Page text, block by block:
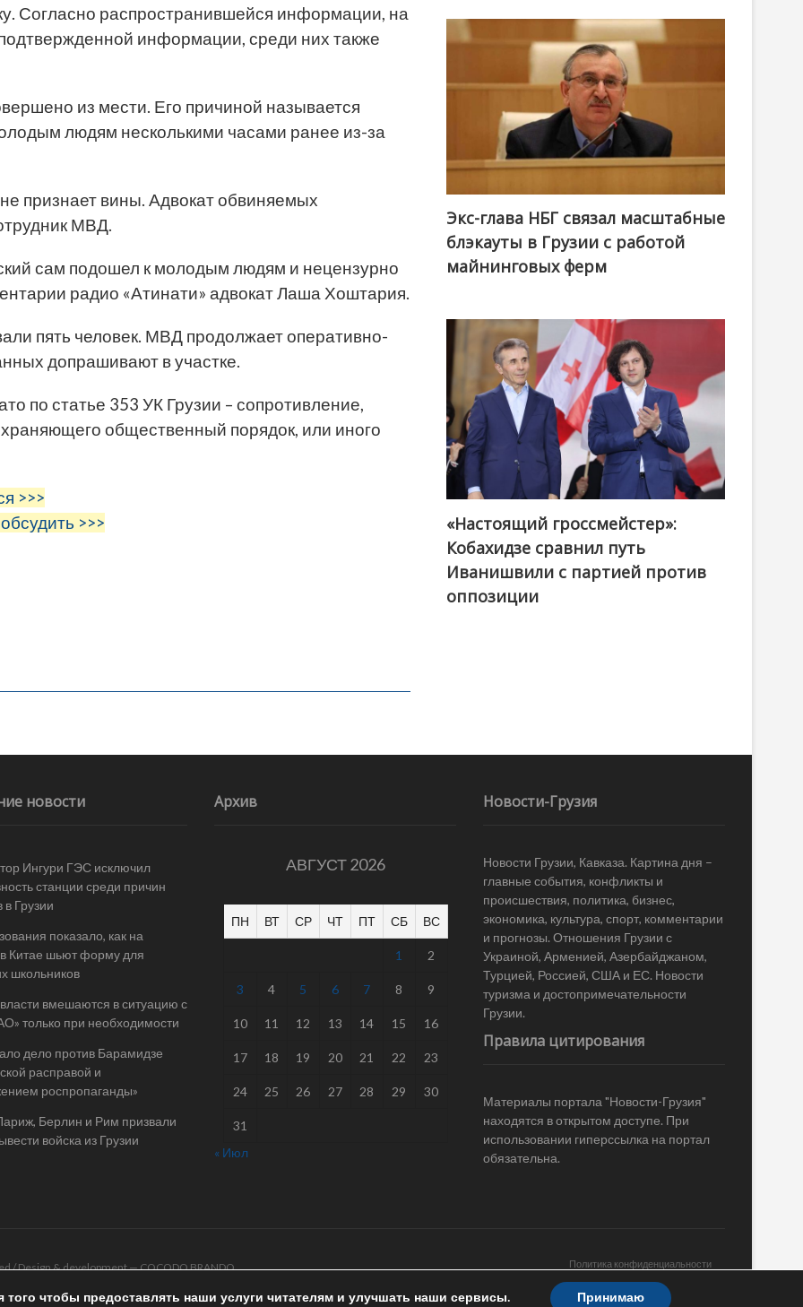
Согласно распространившейся информации, на
информации, среди них также
из мести. Его причиной называется
людям несколькими часами ранее из-за
признает вины. Адвокат обвиняемых
МВД.
сам подошел к молодым людям и нецензурно
радио «Атинати» адвокат Лаша Хоштария.
пять человек. МВД продолжает оперативно-
допрашивают в участке.
по статье 353 УК Грузии – сопротивление,
общественный порядок, или иного
>>>
>>>
Экс-глава НБГ связал масштабные
блэкауты в Грузии с работой
майнинговых ферм
@ქართული ოცნება / Georgian Dream
«Настоящий гроссмейстер»:
Кобахидзе сравнил путь
Иванишвили с партией против
оппозиции
новости
Ингури ГЭС исключил
станции среди причин
в Грузии
показало, как на
Китае шьют форму для
школьников
вмешаются в ситуацию с
только при необходимости
дело против Барамидзе
расправой и
роспропаганды»
Берлин и Рим призвали
войска из Грузии
Архив
АВГУСТ 2026
ПН ВТ СР ЧТ ПТ СБ ВС
1 2
3 4 5 6 7 8 9
10 11 12 13 14 15 16
17 18 19 20 21 22 23
24 25 26 27 28 29 30
31
« Июл
Новости-Грузия
Новости Грузии, Кавказа. Картина дня –
главные события, конфликты и
происшествия, политика, бизнес,
экономика, культура, спорт, комментарии
и прогнозы. Отношения Грузии с
Украиной, Арменией, Азербайджаном,
Турцией, Россией, США и ЕС. Новости
туризма и достопримечательности
Грузии.
Правила цитирования
Материалы портала "Новости-Грузия"
находятся в открытом доступе. При
использовании гиперссылка на портал
обязательна.
Политика конфиденциальности
/ Design & development —COCODO BRANDO
чтобы предоставлять наши услуги читателям и улучшать наши сервисы. Принимаю